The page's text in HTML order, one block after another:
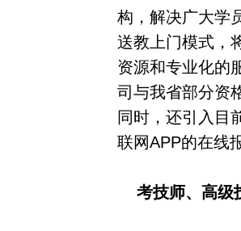
构，解决广大学
送教上门模式，
资源和专业化的
司与我省部分资
同时，还引入目
联网APP的在线
考技师、高级